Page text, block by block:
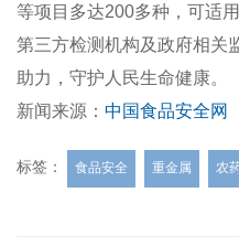
等项目多达200多种，可适
第三方检测机构及政府相关
助力，守护人民生命健康。
新闻来源： 中国食品安全网
标签： 食品安全 重金属 农